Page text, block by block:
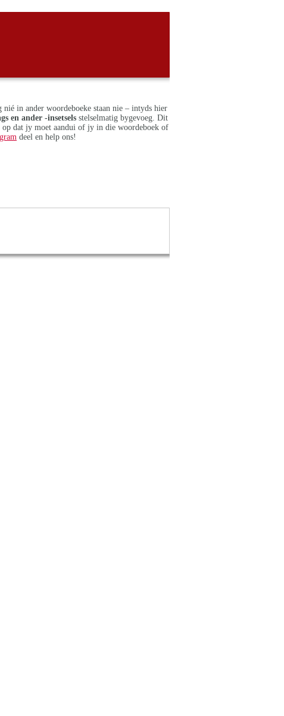
nié in ander woordeboeke staan nie – intyds hier
en ander -insetsels stelselmatig bygevoeg. Dit
dat jy moet aandui of jy in die woordeboek of
deel en help ons!